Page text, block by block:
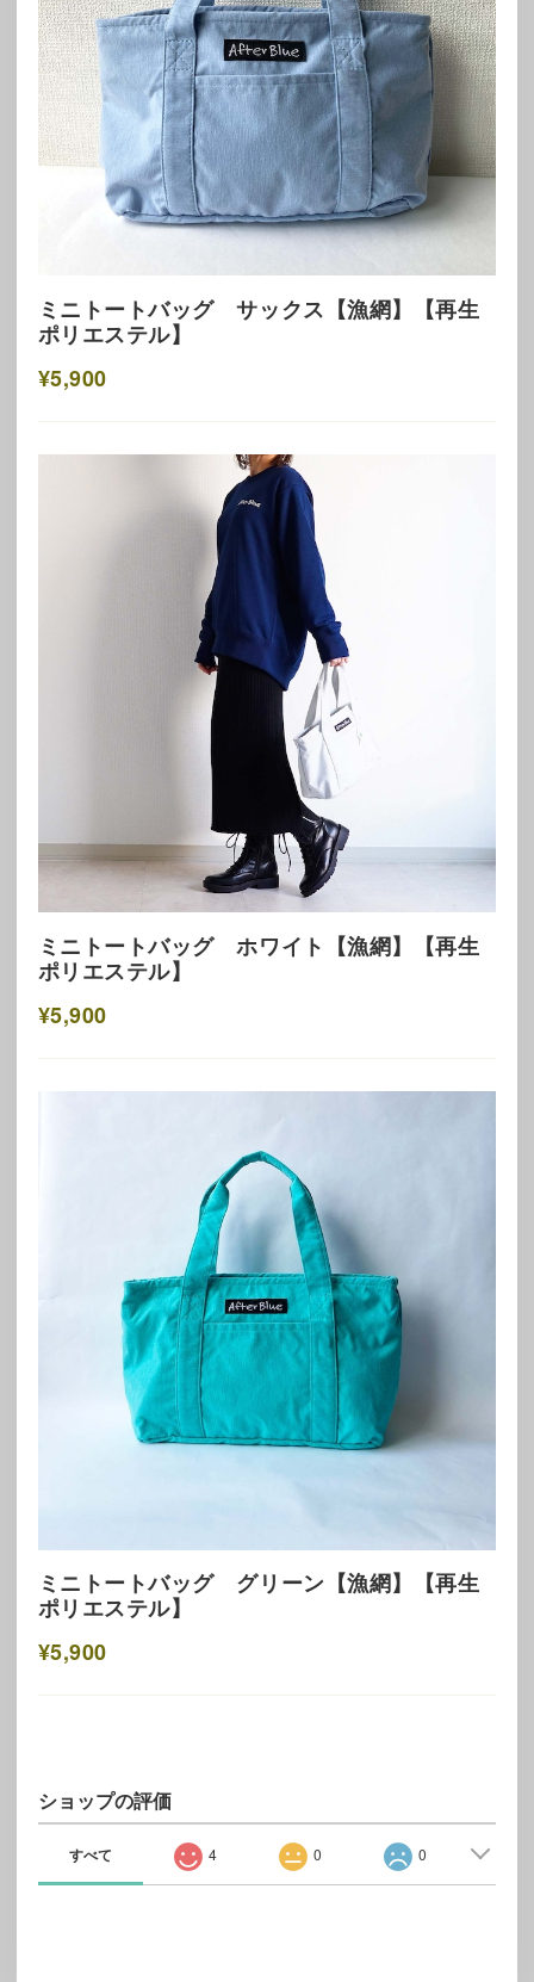
ミニトートバッグ サックス【漁網】【再生
ポリエステル】
¥5,900
ミニトートバッグ ホワイト【漁網】【再生
ポリエステル】
¥5,900
ミニトートバッグ グリーン【漁網】【再生
ポリエステル】
¥5,900
ショップの評価
すべて 4 0 0